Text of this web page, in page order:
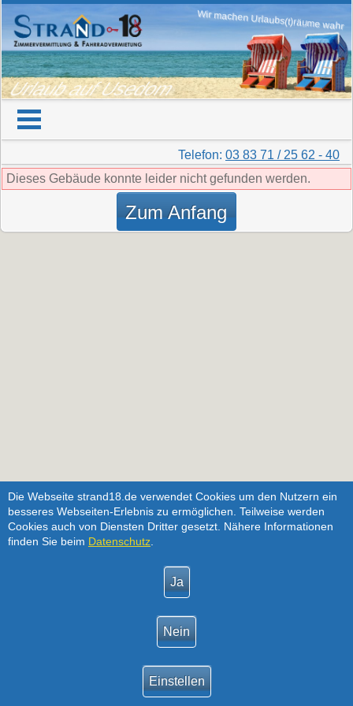
Die Webseite strand18.de verwendet Cookies um den Nutzern ein
besseres Webseiten-Erlebnis zu ermöglichen. Teilweise werden
Cookies auch von Diensten Dritter gesetzt. Nähere Informationen
finden Sie beim Datenschutz
Wir machen Urlaubs(t)räume wahr
Urlaub auf Usedom
Telefon: 03 83 71 / 25 62 - 40
Dieses Gebäude konnte leider nicht gefunden werden.
Zum Anfang